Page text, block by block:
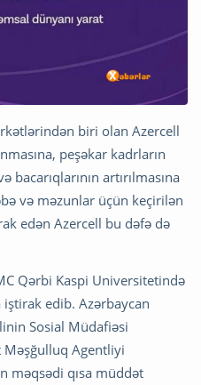
biri olan Azercell
peşəkar kadrların
artırılmasına
və məzunlar üçün keçirilən
edən Azercell bu dəfə də
Qərbi Kaspi Universitetində
edib. Azərbaycan
Sosial Müdafiəsi
Agentliyi
məqsədi qısa müddət